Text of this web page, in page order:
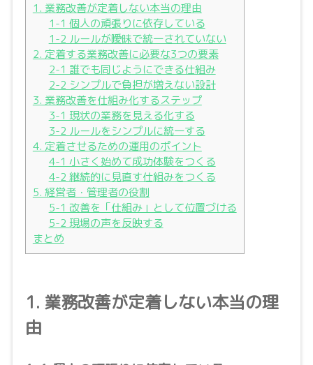
1. 業務改善が定着しない本当の理由
1-1 個人の頑張りに依存している
1-2 ルールが曖昧で統一されていない
2. 定着する業務改善に必要な3つの要素
2-1 誰でも同じようにできる仕組み
2-2 シンプルで負担が増えない設計
3. 業務改善を仕組み化するステップ
3-1 現状の業務を見える化する
3-2 ルールをシンプルに統一する
4. 定着させるための運用のポイント
4-1 小さく始めて成功体験をつくる
4-2 継続的に見直す仕組みをつくる
5. 経営者・管理者の役割
5-1 改善を「仕組み」として位置づける
5-2 現場の声を反映する
まとめ
1. 業務改善が定着しない本当の理
由